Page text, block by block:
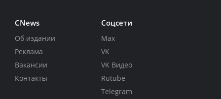
CNews
Об издании
Реклама
Вакансии
Контакты
Соцсети
Max
VK
VK Видео
Rutube
Telegram